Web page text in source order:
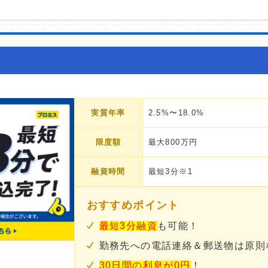
実質年率 2.5%〜18.0%
限度額 最大800万円
融資時間 最短3分※1
おすすめポイント
最短3分融資 も可能！
勤務先への電話連絡＆郵送物は原則
30日間の利息が0円
！